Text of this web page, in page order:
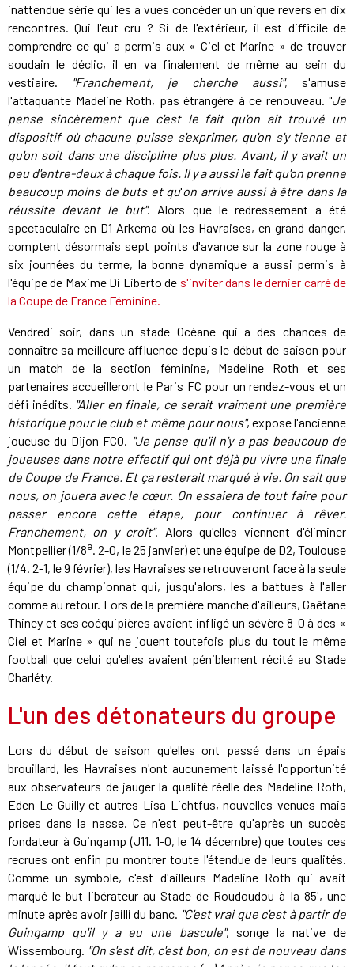
inattendue série qui les a vues concéder un unique revers en dix
rencontres. Qui l'eut cru ? Si de l'extérieur, il est difficile de
comprendre ce qui a permis aux « Ciel et Marine » de trouver
soudain le déclic, il en va finalement de même au sein du
vestiaire.
"Franchement, je cherche aussi", s'amuse
l'attaquante Madeline Roth, pas étrangère à ce renouveau. "Je
pense sincèrement que c'est le fait qu'on ait trouvé un
dispositif où chacune puisse s'exprimer, qu'on s'y tienne et
qu'on soit dans une discipline plus plus. Avant, il y avait un
peu d'entre-deux à chaque fois. Il y a aussi le fait qu'on prenne
beaucoup moins de buts et qu'on arrive aussi à être dans la
réussite devant le but". Alors que le redressement a été
spectaculaire en D1 Arkema où les Havraises, en grand danger,
comptent désormais sept points d'avance sur la zone rouge à
six journées du terme, la bonne dynamique a aussi permis à
l'équipe de Maxime Di Liberto de s'inviter dans le dernier carré de
la Coupe de France Féminine.
Vendredi soir, dans un stade Océane qui a des chances de
connaître sa meilleure affluence depuis le début de saison pour
un match de la section féminine, Madeline Roth et ses
partenaires accueilleront le Paris FC pour un rendez-vous et un
défi inédits. "Aller en finale, ce serait vraiment une première
historique pour le club et même pour nous", expose l'ancienne
joueuse du Dijon FCO. "Je pense qu'il n'y a pas beaucoup de
joueuses dans notre effectif qui ont déjà pu vivre une finale
de Coupe de France. Et ça resterait marqué à vie. On sait que
nous, on jouera avec le cœur. On essaiera de tout faire pour
passer encore cette étape, pour continuer à rêver.
Franchement, on y croit". Alors qu'elles viennent d'éliminer
Montpellier (1/8e. 2-0, le 25 janvier) et une équipe de D2, Toulouse
(1/4. 2-1, le 9 février), les Havraises se retrouveront face à la seule
équipe du championnat qui, jusqu'alors, les a battues à l'aller
comme au retour. Lors de la première manche d'ailleurs, Gaëtane
Thiney et ses coéquipières avaient infligé un sévère 8-0 à des «
Ciel et Marine » qui ne jouent toutefois plus du tout le même
football que celui qu'elles avaient péniblement récité au Stade
Charléty.
L'un des détonateurs du groupe
Lors du début de saison qu'elles ont passé dans un épais
brouillard, les Havraises n'ont aucunement laissé l'opportunité
aux observateurs de jauger la qualité réelle des Madeline Roth,
Eden Le Guilly et autres Lisa Lichtfus, nouvelles venues mais
prises dans la nasse. Ce n'est peut-être qu'après un succès
fondateur à Guingamp (J11. 1-0, le 14 décembre) que toutes ces
recrues ont enfin pu montrer toute l'étendue de leurs qualités.
Comme un symbole, c'est d'ailleurs Madeline Roth qui avait
marqué le but libérateur au Stade de Roudoudou à la 85', une
minute après avoir jailli du banc. "C'est vrai que c'est à partir de
Guingamp qu'il y a eu une bascule", songe la native de
Wissembourg. "On s'est dit, c'est bon, on est de nouveau dans